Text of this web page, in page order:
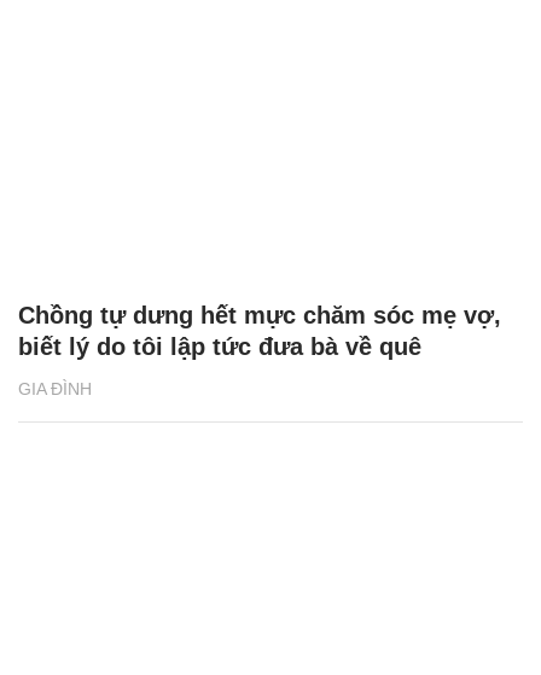
GIA ĐÌNH
Chồng tự dưng hết mực chăm sóc mẹ vợ,
biết lý do tôi lập tức đưa bà về quê